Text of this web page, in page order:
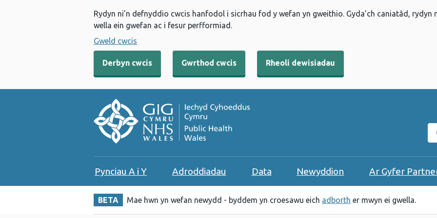
Rydyn ni’n defnyddio cwcis hanfodol i sicrhau fod y wefan yn gweithio. Gyda’ch caniatâd,
wella ein gwefan ac i fesur perfformiad.
Gweld cwcis
Derbyn cwcis Gwrthod cwcis Rheoli dewisiadau
Pynciau A i Y Adroddiadau Data Newyddion Ar Gyfer
BETA Mae hwn yn wefan newydd - byddem yn croesawu eich adborth er mwyn ei gwella.